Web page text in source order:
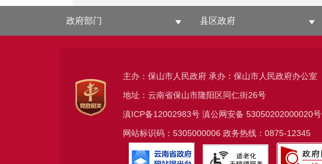
政府部门 县区政府
主办：保山市人民政府 承办：保山市人民政府办公室
地址：云南省保山市隆阳区同仁街26号
滇ICP备12002983号滇公网安备 53050202000020号
网站标识码：5305000006 政务热线：0875-12345